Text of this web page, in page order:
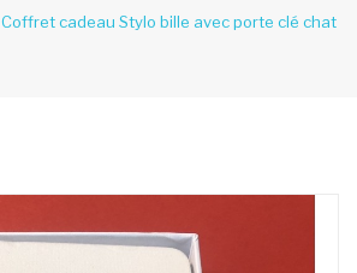
Coffret cadeau Stylo bille avec porte clé chat